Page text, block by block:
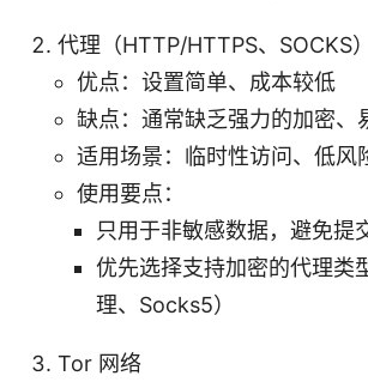
代理（HTTP/HTTPS、SOCKS）
优点：设置简单、成本较低
缺点：通常缺乏强力的加密、
适用场景：临时性访问、低风
使用要点：
只用于非敏感数据，避免提
优先选择支持加密的代理类
理、Socks5）
Tor 网络